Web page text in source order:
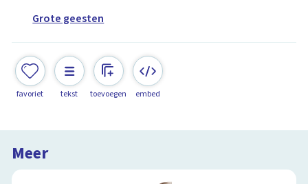
Grote geesten
favoriet tekst toevoegen embed
Meer